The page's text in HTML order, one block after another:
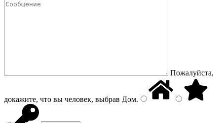
Пожалуйста,
докажите, что вы человек, выбрав Дом.